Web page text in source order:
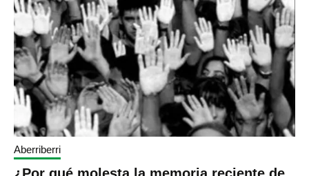
Aberriberri